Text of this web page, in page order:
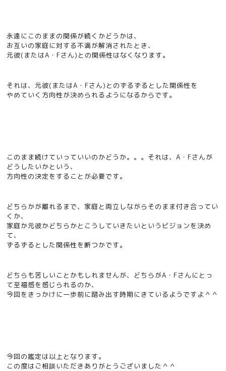
永遠にこのままの関係が続くかどうかは、
お互いの家庭に対する不満が解消されたとき、
元彼(またはA・Fさん)との関係性はなくなります。
それは、元彼(またはA・Fさん)とのずるずるとした関係性を
やめていく方向性が決められるようになるからです。
このまま続けていっていいのかどうか。。。それは、A・Fさんが
どうしたいかという、
方向性の決定をすることが必要です。
どちらかが離れるまで、家庭と両立しながらそのまま付き合ってい
くか、
家庭か元彼かどちらかとこうしていきたいというビジョンを決め
て、
ずるずるとした関係性を断つかです。
どちらも苦しいことかもしれませんが、どちらがA・Fさんにとっ
て至福感を感じられるのか、
今回をきっかけに一歩前に踏み出す時期にきているようですよ＾＾
今回の鑑定は以上となります。
この度はご相談いただきありがとうございました＾＾